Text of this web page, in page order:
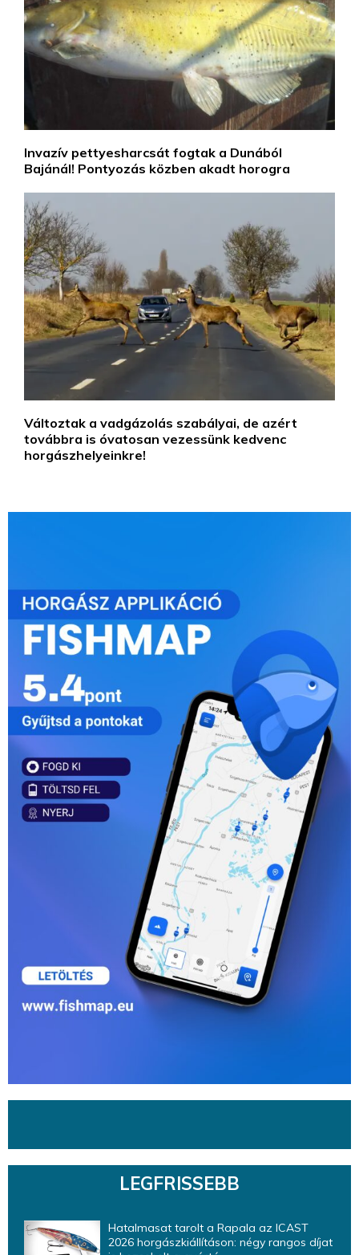
Invazív pettyesharcsát fogtak a Dunából
Bajánál! Pontyozás közben akadt horogra
Változtak a vadgázolás szabályai, de azért
továbbra is óvatosan vezessünk kedvenc
horgászhelyeinkre!
LEGFRISSEBB
Hatalmasat tarolt a Rapala az ICAST
2026 horgászkiállításon: négy rangos díjat